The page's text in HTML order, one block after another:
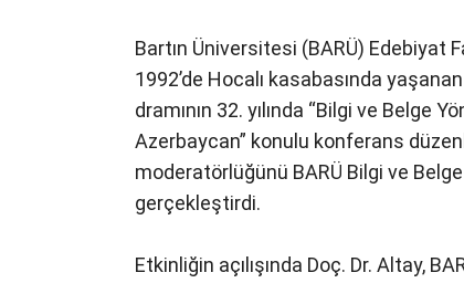
Bartın Üniversitesi (BARÜ) Edebiyat
1992’de Hocalı kasabasında
dramının 32. yılında “Bilgi ve Belge
Azerbaycan” konulu konferans
moderatörlüğünü BARÜ Bilgi ve
gerçekleştirdi.
Etkinliğin açılışında Doç. Dr. Altay,